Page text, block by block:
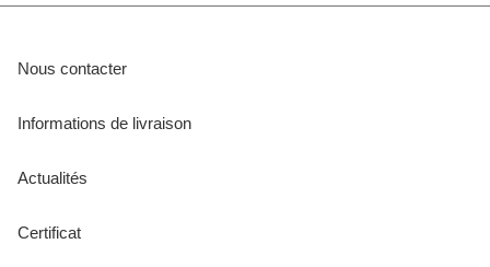
Nous contacter
Informations de livraison
Actualités
Certificat